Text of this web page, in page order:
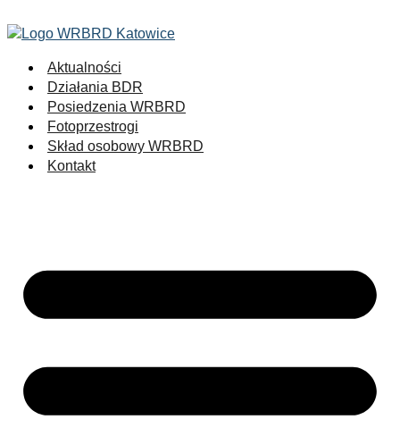
Aktualności
Działania BDR
Posiedzenia WRBRD
Fotoprzestrogi
Skład osobowy WRBRD
Kontakt